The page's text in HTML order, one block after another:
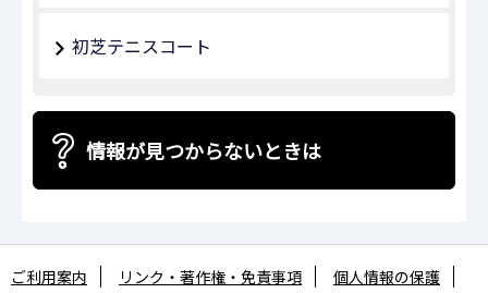
初芝テニスコート
情報が見つからないときは
ご利用案内 リンク・著作権・免責事項
個人情報の保護